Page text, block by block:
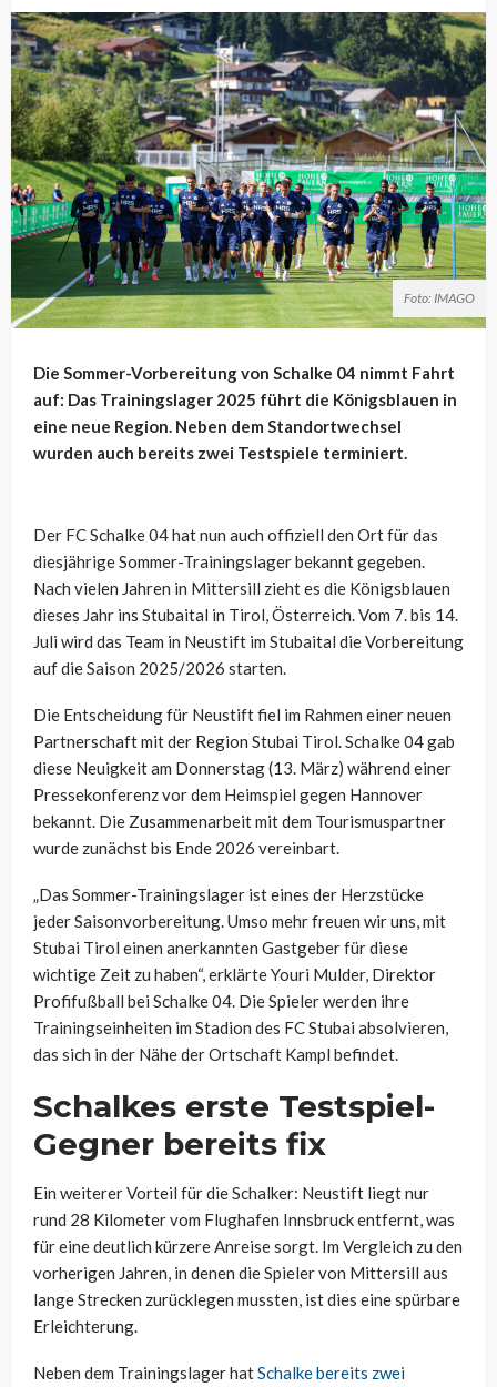
Foto: IMAGO
Die Sommer-Vorbereitung von Schalke 04 nimmt Fahrt
auf: Das Trainingslager 2025 führt die Königsblauen in
eine neue Region. Neben dem Standortwechsel
wurden auch bereits zwei Testspiele terminiert.
Der FC Schalke 04 hat nun auch offiziell den Ort für das
diesjährige Sommer-Trainingslager bekannt gegeben.
Nach vielen Jahren in Mittersill zieht es die Königsblauen
dieses Jahr ins Stubaital in Tirol, Österreich. Vom 7. bis 14.
Juli wird das Team in Neustift im Stubaital die Vorbereitung
auf die Saison 2025/2026 starten.
Die Entscheidung für Neustift fiel im Rahmen einer neuen
Partnerschaft mit der Region Stubai Tirol. Schalke 04 gab
diese Neuigkeit am Donnerstag (13. März) während einer
Pressekonferenz vor dem Heimspiel gegen Hannover
bekannt. Die Zusammenarbeit mit dem Tourismuspartner
wurde zunächst bis Ende 2026 vereinbart.
„Das Sommer-Trainingslager ist eines der Herzstücke
jeder Saisonvorbereitung. Umso mehr freuen wir uns, mit
Stubai Tirol einen anerkannten Gastgeber für diese
wichtige Zeit zu haben“, erklärte Youri Mulder, Direktor
Profifußball bei Schalke 04. Die Spieler werden ihre
Trainingseinheiten im Stadion des FC Stubai absolvieren,
das sich in der Nähe der Ortschaft Kampl befindet.
Schalkes erste Testspiel-
Gegner bereits fix
Ein weiterer Vorteil für die Schalker: Neustift liegt nur
rund 28 Kilometer vom Flughafen Innsbruck entfernt, was
für eine deutlich kürzere Anreise sorgt. Im Vergleich zu den
vorherigen Jahren, in denen die Spieler von Mittersill aus
lange Strecken zurücklegen mussten, ist dies eine spürbare
Erleichterung.
Neben dem Trainingslager hatSchalke bereits zwei